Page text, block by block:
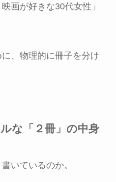
画が好きな30代女性」
、物理的に冊子を分け
な「２冊」の中身
いているのか。